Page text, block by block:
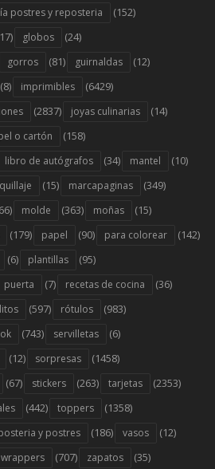
postres y reposteria (152)
globos (24)
gorros (81) guirnaldas (12)
(8) imprimibles (6429)
(2837) joyas culinarias (14)
o cartón (158)
libro de autógrafos (34) mantel (10)
(15) marcapaginas (349)
molde (363) moñas (15)
(179) papel (90) para colorear (142)
(6) plantillas (95)
puerta (7) recetas de cocina (36)
(597) rótulos (983)
(743) servilletas (6)
(12) sorpresas (1458)
(67) stickers (263) tarjetas (2353)
(442) toppers (1358)
y postres (186) vasos (12)
wrappers (707) zapatos (35)